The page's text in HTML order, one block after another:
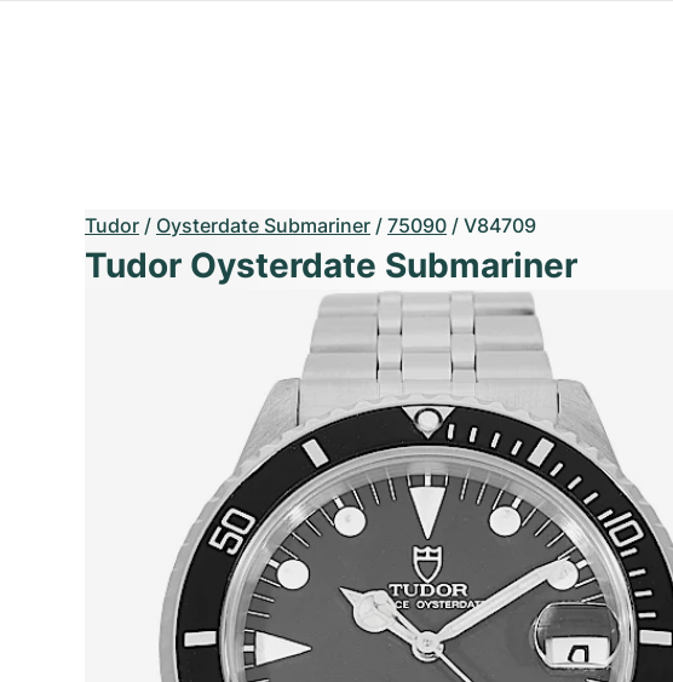
Tudor / Oysterdate Submariner / 75090 / V84709
Tudor Oysterdate Submariner